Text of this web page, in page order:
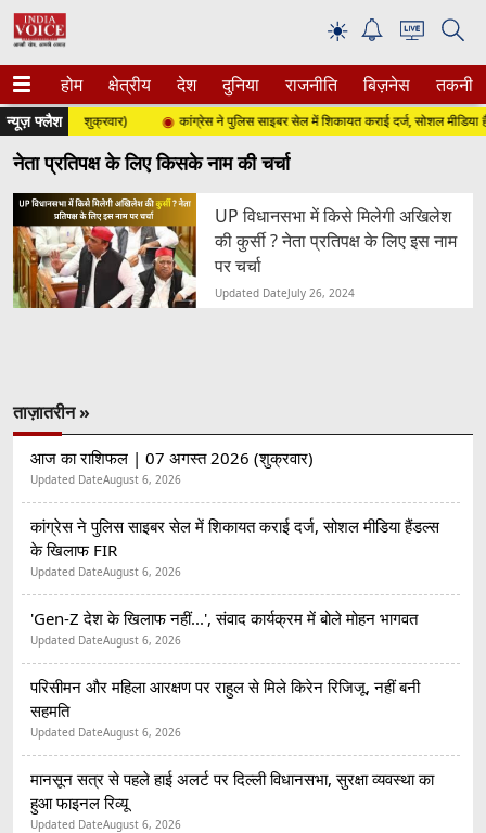
☀
होम क्षेत्रीय देश दुनिया राजनीति बिज़नेस तकनीक
न्यूज़ फ्लैश
2026 (शुक्रवार) कांग्रेस ने पुलिस साइबर सेल में शिकायत कराई दर्ज, सोशल मीडिया
नेता प्रतिपक्ष के लिए किसके नाम की चर्चा
UP विधानसभा में किसे मिलेगी अखिलेश
की कुर्सी ? नेता प्रतिपक्ष के लिए इस नाम
पर चर्चा
Updated DateJuly 26, 2024
ताज़ातरीन »
आज का राशिफल | 07 अगस्त 2026 (शुक्रवार)
Updated DateAugust 6, 2026
कांग्रेस ने पुलिस साइबर सेल में शिकायत कराई दर्ज, सोशल मीडिया हैंडल्स
के खिलाफ FIR
Updated DateAugust 6, 2026
'Gen-Z देश के खिलाफ नहीं...', संवाद कार्यक्रम में बोले मोहन भागवत
Updated DateAugust 6, 2026
परिसीमन और महिला आरक्षण पर राहुल से मिले किरेन रिजिजू, नहीं बनी
सहमति
Updated DateAugust 6, 2026
मानसून सत्र से पहले हाई अलर्ट पर दिल्ली विधानसभा, सुरक्षा व्यवस्था का
हुआ फाइनल रिव्यू
Updated DateAugust 6, 2026